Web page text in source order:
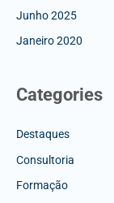
Junho 2025
Janeiro 2020
Categories
Destaques
Consultoria
Formação